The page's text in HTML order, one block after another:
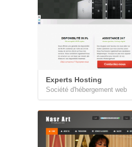
Experts Hosting
Société d'hébergement web